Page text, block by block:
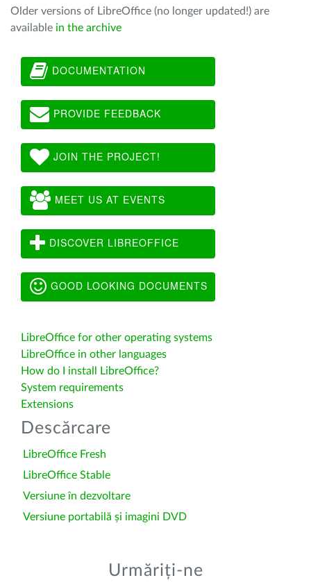
Older versions of LibreOffice (no longer updated!) are
available in the archive
DOCUMENTATION
PROVIDE FEEDBACK
JOIN THE PROJECT!
MEET US AT EVENTS
DISCOVER LIBREOFFICE
GOOD LOOKING DOCUMENTS
LibreOffice for other operating systems
LibreOffice in other languages
How do I install LibreOffice?
System requirements
Extensions
Descărcare
LibreOffice Fresh
LibreOffice Stable
Versiune în dezvoltare
Versiune portabilă și imagini DVD
Urmăriți-ne